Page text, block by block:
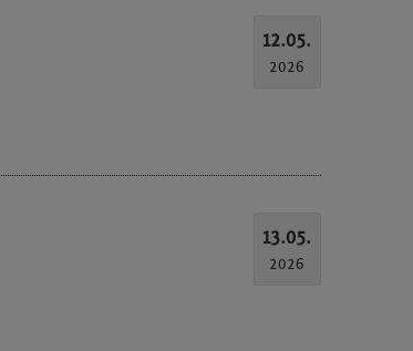
12.05.
2026
13.05.
2026